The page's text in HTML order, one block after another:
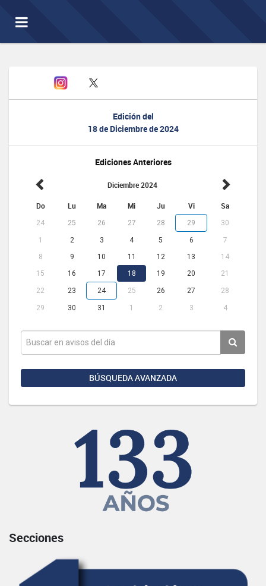
Toggle
navigation
Edición del
18 de Diciembre de 2024
Ediciones Anteriores
Diciembre 2024
Do Lu Ma Mi Ju Vi Sa
24 25 26 27 28 29 30
1 2 3 4 5 6
7
8
9 10 11 12 13
14
15
16 17 18 19 20 21
22 23 24 25 26 27 28
29 30 31 1 2 3 4
BÚSQUEDA AVANZADA
Secciones